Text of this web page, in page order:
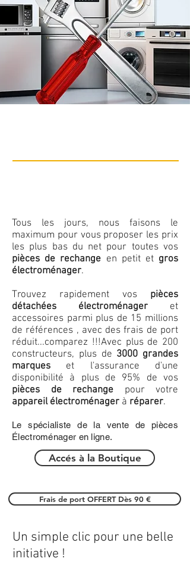
Tous les jours, nous faisons le
maximum pour vous proposer les prix
les plus bas du net pour toutes vos
pièces de rechange en petit et gros
électroménager.
Trouvez rapidement vos pièces
détachées électroménager et
accessoires parmi plus de 15 millions
de références , avec des frais de port
réduit...comparez !!!Avec plus de 200
constructeurs, plus de 3000 grandes
marques et l'assurance d'une
disponibilité à plus de 95% de vos
pièces de rechange pour votre
appareil électroménager à réparer.
Le spécialiste de la vente de pièces
Électroménager en ligne.
Accés à la Boutique
Frais de port OFFERT Dès 90 €
Un simple clic pour une belle
initiative !